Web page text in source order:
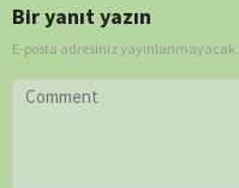
Bir yanıt yazın
E-posta adresiniz yayınlanmayacak.